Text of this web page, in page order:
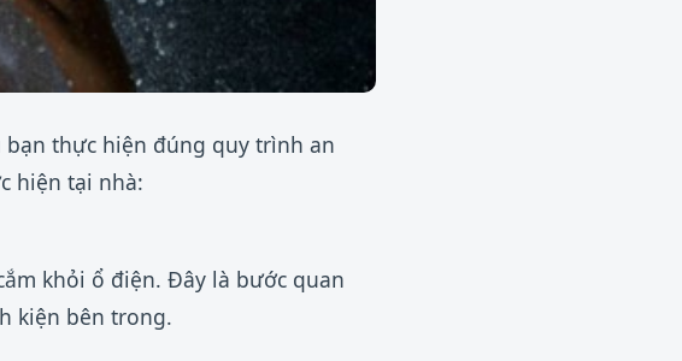
thực hiện đúng quy trình an
hiện tại nhà:
khỏi ổ điện. Đây là bước quan
kiện bên trong.